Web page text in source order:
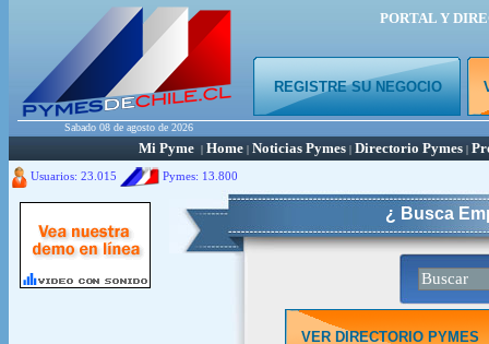
PORTAL Y
REGISTRE SU NEGOCIO
Sabado 08 de agosto de 2026
Mi Pyme | Home | Noticias Pymes | Directorio Pymes |
Usuarios: 23.015 Pymes: 13.800
¿ Busca
VER DIRECTORIO PYMES